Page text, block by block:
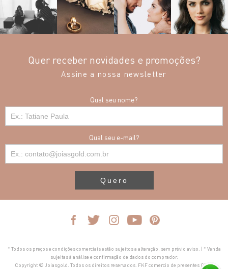
Quer receber novidades e promoções?
Assine a nossa newsletter
Qual seu nome?
Qual seu e-mail?
Quero
* Todos os preços e condições comerciais estão sujeitos a alteração, sem prévio aviso. | * Venda
sujeitas à análise e confirmação de dados do comprador.
Copyright © Joiasgold. Todos os direitos reservados. FKF comercio de presentes CNPJ